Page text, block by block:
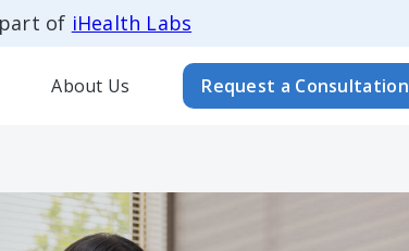
of iHealth Labs
About Us Request a Consultation